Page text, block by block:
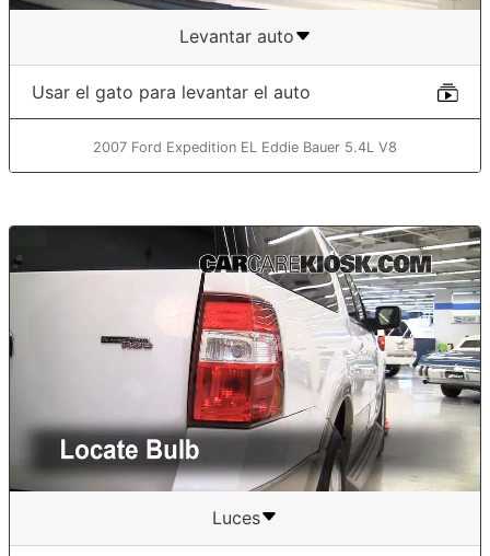
Levantar auto
Usar el gato para levantar el auto
2007 Ford Expedition EL Eddie Bauer 5.4L V8
Luces